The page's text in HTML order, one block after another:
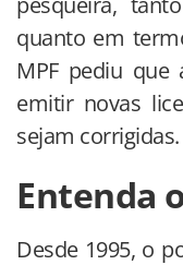
quanto em
MPF pediu que
emitir novas
sejam corrigidas.
Entenda
Desde 1995, o